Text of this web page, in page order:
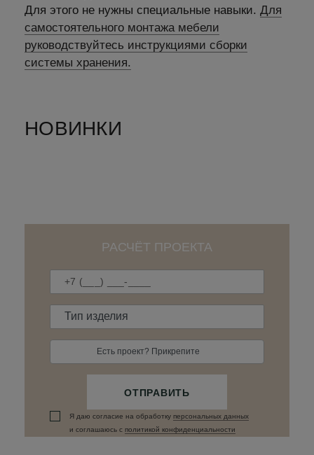
Для этого не нужны специальные навыки. Для
самостоятельного монтажа мебели
руководствуйтесь инструкциями сборки
системы хранения.
НОВИНКИ
РАСЧЁТ ПРОЕКТА
Есть проект? Прикрепите
ОТПРАВИТЬ
Я даю согласие на обработку персональных данныx
и соглашаюсь c политикой конфиденциальности